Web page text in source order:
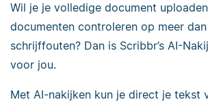
Wil je je volledige document
documenten controleren op meer dan
schrijffouten? Dan is Scribbr’s AI-
voor jou.
Met AI-nakijken kun je direct je tekst